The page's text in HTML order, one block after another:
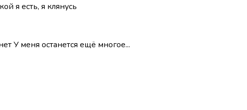
я есть, я клянусь
У меня останется ещё многое...